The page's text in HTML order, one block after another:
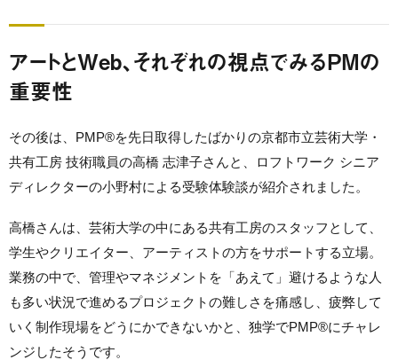
アートとWeb、それぞれの視点でみるPMの
重要性
その後は、PMP®を先日取得したばかりの京都市立芸術大学・
共有工房 技術職員の高橋 志津子さんと、ロフトワーク シニア
ディレクターの小野村による受験体験談が紹介されました。
高橋さんは、芸術大学の中にある共有工房のスタッフとして、
学生やクリエイター、アーティストの方をサポートする立場。
業務の中で、管理やマネジメントを「あえて」避けるような人
も多い状況で進めるプロジェクトの難しさを痛感し、疲弊して
いく制作現場をどうにかできないかと、独学でPMP®にチャレ
ンジしたそうです。